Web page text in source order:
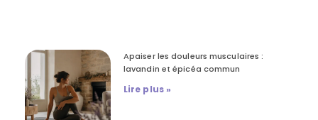
Apaiser les douleurs musculaires :
lavandin et épicéa commun
Lire plus »